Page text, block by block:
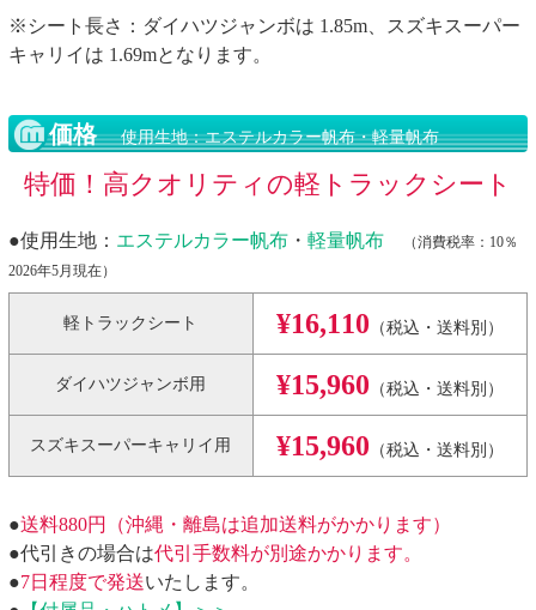
※シート長さ：ダイハツジャンボは 1.85m、スズキスーパー
キャリイは 1.69mとなります。
価格使用生地：エステルカラー帆布・軽量帆布
特価！高クオリティの軽トラックシート
●使用生地： エステルカラー帆布・ 軽量帆布
（消費税率：10％
2026年5月現在）
軽トラックシート ¥16,110 （税込・送料別）
ダイハツジャンボ用 ¥15,960 （税込・送料別）
スズキスーパーキャリイ用 ¥15,960 （税込・送料別）
●送料880円（沖縄・離島は追加送料がかかります）
●代引きの場合は代引手数料が別途かかります。
●7日程度で発送いたします。